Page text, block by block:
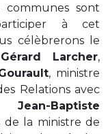
sont
à cet
célèbrerons le
Gérard Larcher,
, ministre
Relations avec
Jean-Baptiste
de la ministre de